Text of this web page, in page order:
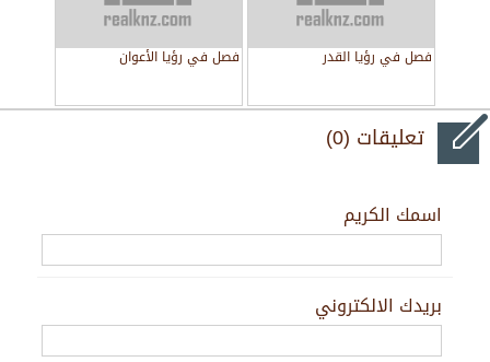
فصل في رؤيا القدر فصل في رؤيا الأعوان
تعليقات (0)
اسمك الكريم
بريدك الالكتروني